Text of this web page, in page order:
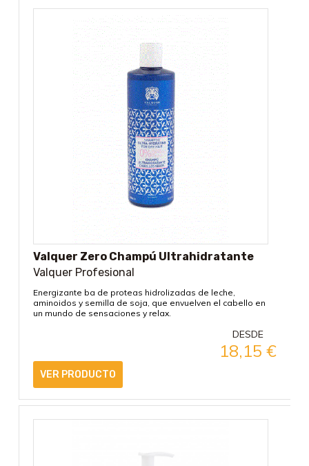
Valquer Zero Champú Ultrahidratante
Valquer Profesional
Energizante ba de proteas hidrolizadas de leche,
aminoidos y semilla de soja, que envuelven el cabello en
un mundo de sensaciones y relax.
DESDE
18,15 €
VER PRODUCTO